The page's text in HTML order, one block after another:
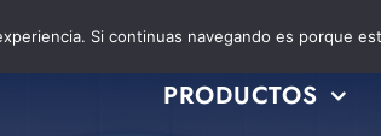
PRODUCTOS
Si continuas navegando es porque